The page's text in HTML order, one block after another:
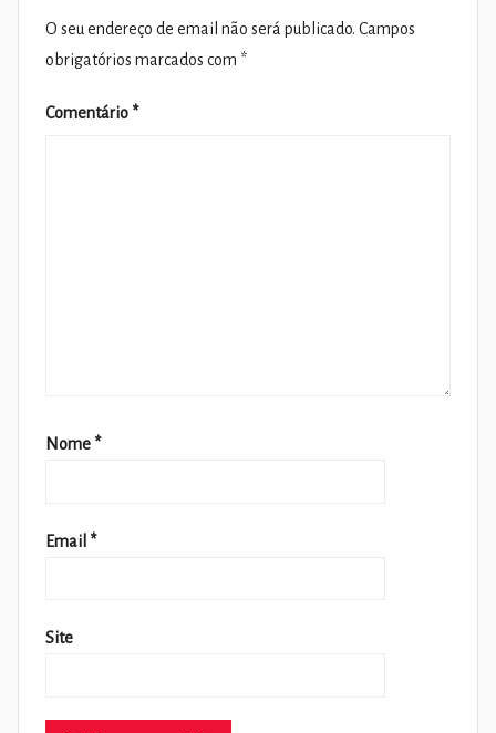
O seu endereço de email não será publicado. Campos
obrigatórios marcados com *
Comentário *
Nome *
Email *
Site